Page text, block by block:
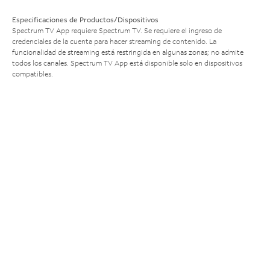
Especificaciones de Productos/Dispositivos
Spectrum TV App requiere Spectrum TV. Se requiere el ingreso de
credenciales de la cuenta para hacer streaming de contenido. La
funcionalidad de streaming está restringida en algunas zonas; no admite
todos los canales. Spectrum TV App está disponible solo en dispositivos
compatibles.